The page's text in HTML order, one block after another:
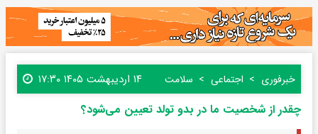
خبرفوری اجتماعی سلامت ۱۴ اردیبهشت ۱۴۰۵ ۱۷:۳۰
چقدر از شخصیت ما در بدو تولد تعیین می‌شود؟